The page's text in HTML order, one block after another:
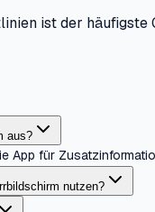
ist der
aus?
App für
nutzen?